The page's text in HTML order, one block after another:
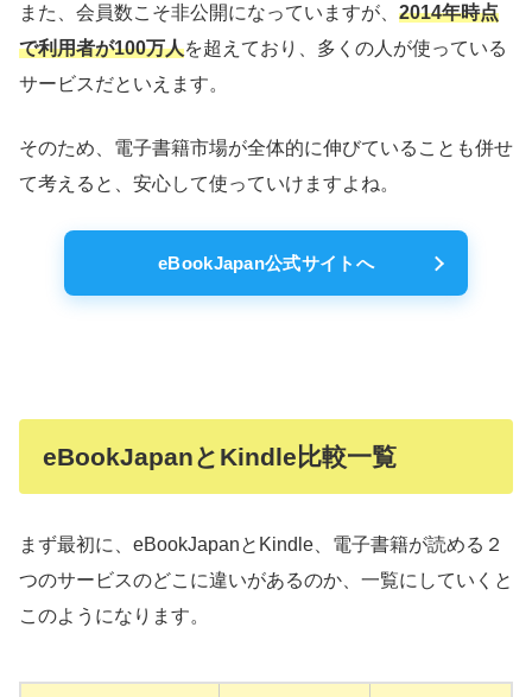
また、会員数こそ非公開になっていますが、 2014年時点
で利用者が100万人を超えており、多くの人が使っている
サービスだといえます。
そのため、電子書籍市場が全体的に伸びていることも併せ
て考えると、安心して使っていけますよね。
eBookJapan公式サイトへ
eBookJapanとKindle比較一覧
まず最初に、eBookJapanとKindle、電子書籍が読める２
つのサービスのどこに違いがあるのか、一覧にしていくと
このようになります。